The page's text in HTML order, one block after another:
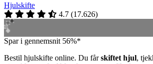
Hjulskifte
4.7 (17.626)
Spar i gennemsnit 56%*
Bestil hjulskifte online. Du fårskiftet hjul,